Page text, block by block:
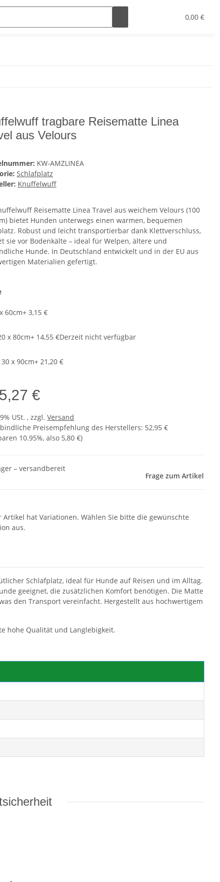
0,00 €
tragbare Reisematte Linea
aus Velours
KW-AMZLINEA
Schlafplatz
Knuffelwuff
Reisematte Linea Travel aus weichem Velours (100
bietet Hunden unterwegs einen warmen, bequemen
Robust und leicht transportierbar dank Klettverschluss,
sie vor Bodenkälte – ideal für Welpen, ältere und
Hunde. In Deutschland entwickelt und in der EU aus
Materialien gefertigt.
60cm+ 3,15 €
x 80cm+ 14,55 €Derzeit nicht verfügbar
x 90cm+ 21,20 €
€
USt. , zzgl. Versand
Preisempfehlung des Herstellers: 52,95 €
10.95%, also 5,80 €)
– versandbereit
Frage zum Artikel
Artikel hat Variationen. Wählen Sie bitte die gewünschte
aus.
Schlafplatz, ideal für Hunde auf Reisen und im Alltag.
geeignet, die zusätzlichen Komfort benötigen. Die Matte
den Transport vereinfacht. Hergestellt aus hochwertigem
hohe Qualität und Langlebigkeit.